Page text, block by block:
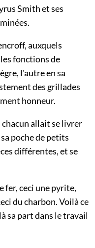
Smith et ses
auxquels
fonctions de
l'autre en sa
des grillades
honneur.
allait se livrer
poche de petits
différentes, et se
fer, ceci une pyrite,
du charbon. Voilà ce
sa part dans le travail